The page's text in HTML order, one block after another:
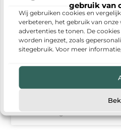
gebruik van
Wij gebruiken cookies en
verbeteren, het gebruik van
advertenties te tonen. De
worden ingezet, zoals
sitegebruik. Voor meer
Een afscheid dat rust en
terwijl er tegelijkertijd ruimte